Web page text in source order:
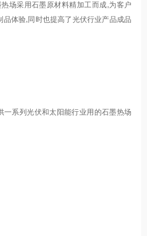
场采用石墨原材料精加工而成,为客户
品体验,同时也提高了光伏行业产品成品
一系列光伏和太阳能行业用的石墨热场